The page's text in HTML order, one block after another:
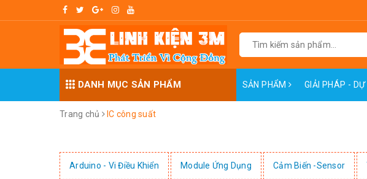
DANH MỤC SẢN PHẨM SẢN PHẨM GIẢI PHÁP -
Trang chủ IC công suất
Arduino - Vi Điều Khiển Module Ứng Dụng Cảm Biến -Sensor